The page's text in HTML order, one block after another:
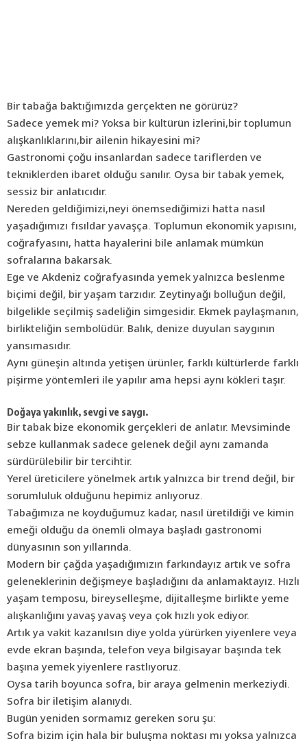
Bir tabağa baktığımızda gerçekten ne görürüz?
Sadece yemek mi? Yoksa bir kültürün izlerini,bir toplumun
alışkanlıklarını,bir ailenin hikayesini mi?
Gastronomi çoğu insanlardan sadece tariflerden ve
tekniklerden ibaret olduğu sanılır. Oysa bir tabak yemek,
sessiz bir anlatıcıdır.
Nereden geldiğimizi,neyi önemsediğimizi hatta nasıl
yaşadığımızı fısıldar yavaşça. Toplumun ekonomik yapısını,
coğrafyasını, hatta hayalerini bile anlamak mümkün
sofralarına bakarsak.
Ege ve Akdeniz coğrafyasında yemek yalnızca beslenme
biçimi değil, bir yaşam tarzıdır. Zeytinyağı bolluğun değil,
bilgelikle seçilmiş sadeliğin simgesidir. Ekmek paylaşmanın,
birlikteliğin sembolüdür. Balık, denize duyulan saygının
yansımasıdır.
Aynı güneşin altında yetişen ürünler, farklı kültürlerde farklı
pişirme yöntemleri ile yapılır ama hepsi aynı kökleri taşır.
Doğaya yakınlık, sevgi ve saygı.
Bir tabak bize ekonomik gerçekleri de anlatır. Mevsiminde
sebze kullanmak sadece gelenek değil aynı zamanda
sürdürülebilir bir tercihtir.
Yerel üreticilere yönelmek artık yalnızca bir trend değil, bir
sorumluluk olduğunu hepimiz anlıyoruz.
Tabağımıza ne koyduğumuz kadar, nasıl üretildiği ve kimin
emeği olduğu da önemli olmaya başladı gastronomi
dünyasının son yıllarında.
Modern bir çağda yaşadığımızın farkındayız artık ve sofra
geleneklerinin değişmeye başladığını da anlamaktayız. Hızlı
yaşam temposu, bireyselleşme, dijitalleşme birlikte yeme
alışkanlığını yavaş yavaş veya çok hızlı yok ediyor.
Artık ya vakit kazanılsın diye yolda yürürken yiyenlere veya
evde ekran başında, telefon veya bilgisayar başında tek
başına yemek yiyenlere rastlıyoruz.
Oysa tarih boyunca sofra, bir araya gelmenin merkeziydi.
Sofra bir iletişim alanıydı.
Bugün yeniden sormamız gereken soru şu:
Sofra bizim için hala bir buluşma noktası mı yoksa yalnızca